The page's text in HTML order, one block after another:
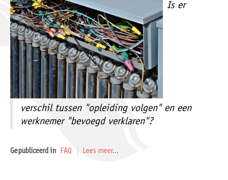
Is er
verschil tussen "opleiding volgen" en een
werknemer "bevoegd verklaren"?
Gepubliceerd in FAQ Lees meer...